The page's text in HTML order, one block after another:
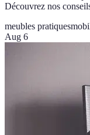
Découvrez nos
meubles pratiques
Aug 6